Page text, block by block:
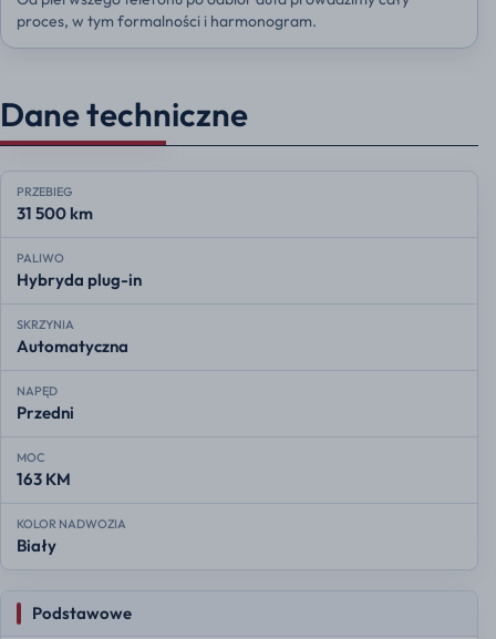
proces, w tym formalności i harmonogram.
Dane techniczne
PRZEBIEG
31 500 km
PALIWO
Hybryda plug-in
SKRZYNIA
Automatyczna
NAPĘD
Przedni
MOC
163 KM
KOLOR NADWOZIA
Biały
Podstawowe